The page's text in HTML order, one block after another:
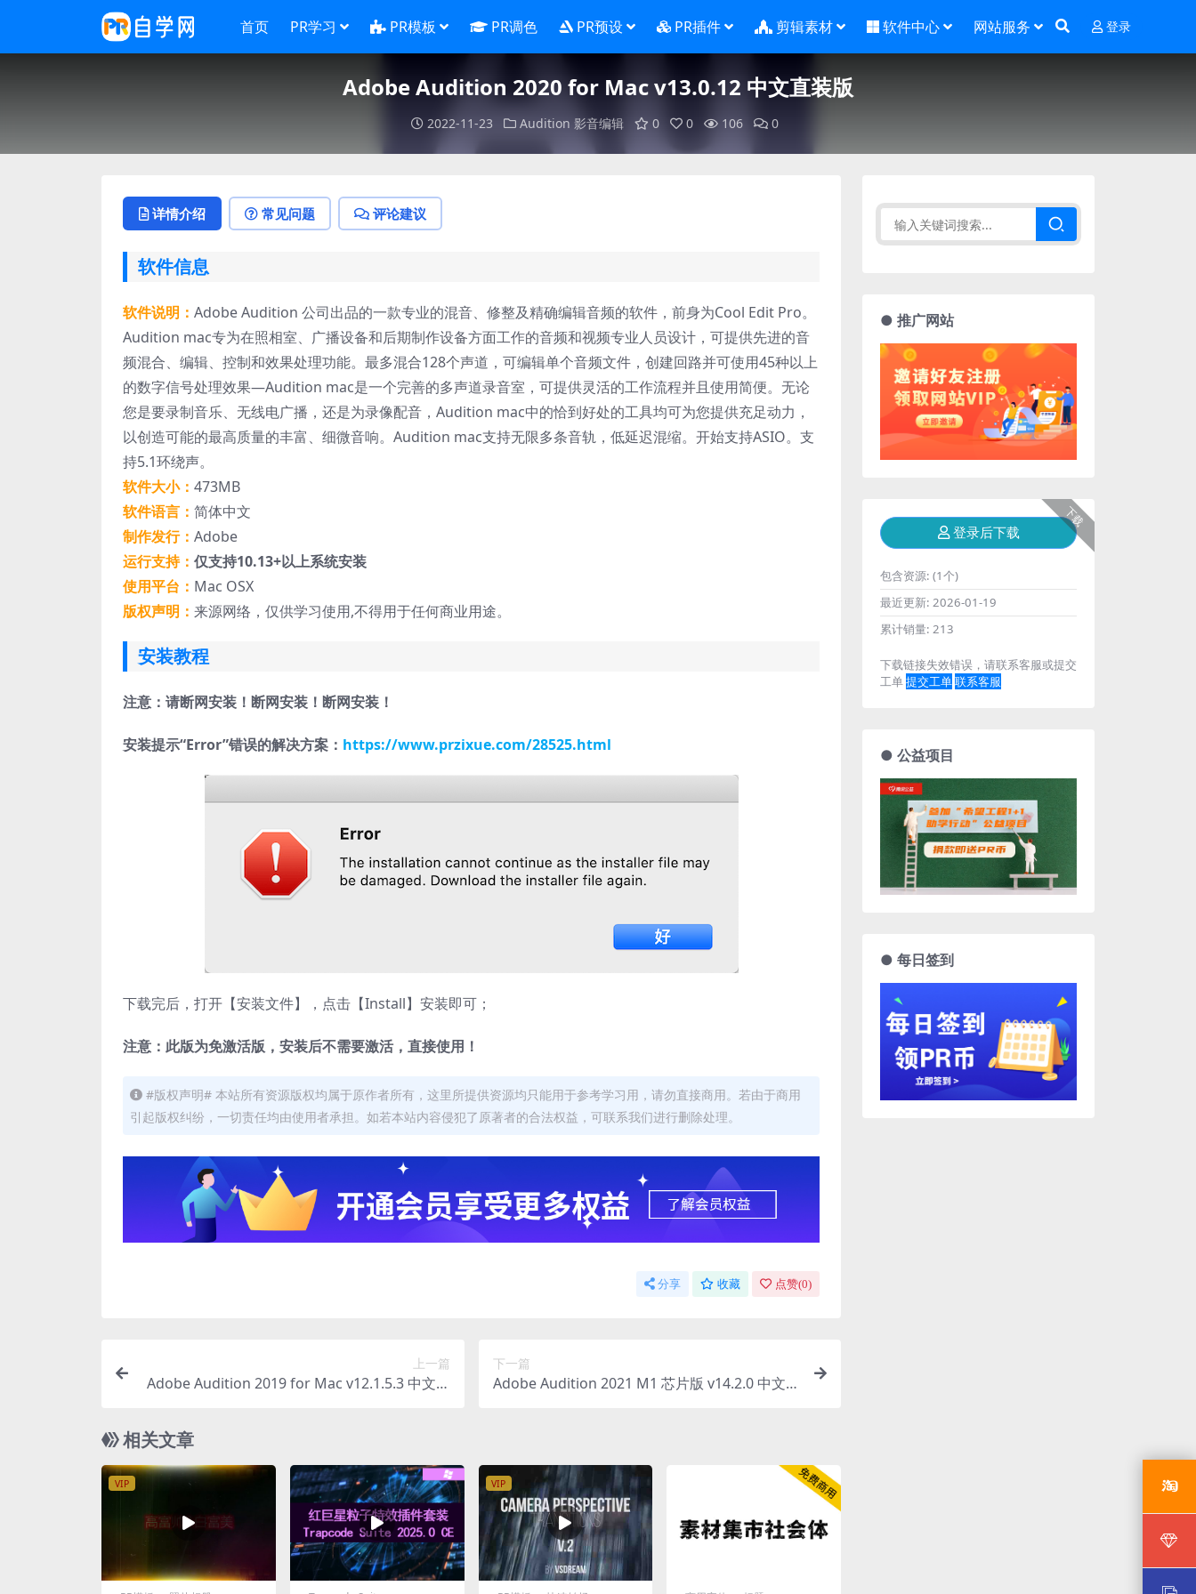
首页 PR学习 PR模板 PR调色 PR预设 PR插件 剪辑素材 软件中心 网站服务 登录
Adobe Audition 2020 for Mac v13.0.12 中文直装版
2022-11-23 Audition 影音编辑 0 0 106 0
详情介绍 常见问题 评论建议
软件信息
软件说明： Adobe Audition 公司出品的一款专业的混音、修整及精确编辑音频的软件，前身为Cool Edit Pro。
Audition mac专为在照相室、广播设备和后期制作设备方面工作的音频和视频专业人员设计，可提供先进的音
频混合、编辑、控制和效果处理功能。最多混合128个声道，可编辑单个音频文件，创建回路并可使用45种以上
的数字信号处理效果—Audition mac是一个完善的多声道录音室，可提供灵活的工作流程并且使用简便。无论
您是要录制音乐、无线电广播，还是为录像配音，Audition mac中的恰到好处的工具均可为您提供充足动力，
以创造可能的最高质量的丰富、细微音响。Audition mac支持无限多条音轨，低延迟混缩。开始支持ASIO。支
持5.1环绕声。
软件大小： 473MB
软件语言： 简体中文
制作发行： Adobe
运行支持： 仅支持10.13+以上系统安装
使用平台： Mac OSX
版权声明： 来源网络，仅供学习使用,不得用于任何商业用途。
安装教程
注意：请断网安装！断网安装！断网安装！
安装提示“Error”错误的解决方案： https://www.przixue.com/28525.html
下载完后，打开【安装文件】，点击【Install】安装即可；
注意：此版为免激活版，安装后不需要激活，直接使用！
#版权声明# 本站所有资源版权均属于原作者所有，这里所提供资源均只能用于参考学习用，请勿直接商用。若由于商用
引起版权纠纷，一切责任均由使用者承担。如若本站内容侵犯了原著者的合法权益，可联系我们进行删除处理。
分享 收藏 点赞(0)
上一篇
Adobe Audition 2019 for Mac v12.1.5.3 中文直
下一篇
Adobe Audition 2021 M1 芯片版 v14.2.0 中文直
相关文章
VIP VIP
● 推广网站
下载
登录后下载
包含资源: (1个)
最近更新: 2026-01-19
累计销量: 213
下载链接失效错误，请联系客服或提交
工单提交工单联系客服
● 公益项目
● 每日签到